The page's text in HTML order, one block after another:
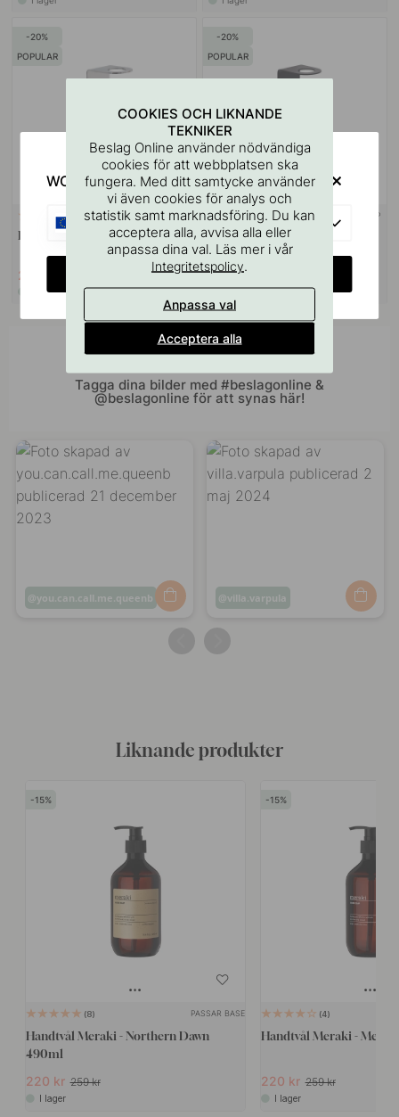
20
POPULAR
108 3M-TEJP
Base Tvålpumpshållare - Krom
214 kr
I lager
20
POPULAR
122 3M-TEJP
Base Tvålpumpshållare -
Mattsvart
214 kr
I lager
Inspireras av andra
Tagga dina bilder med #beslagonline &
@beslagonline för att synas här!
Inlägg
you.can.call.me.queenb
Inlägg
av
villa.varpula
Liknande produkter
15
8 PASSAR BASE
Handtvål Meraki - Northern Dawn
490ml
220 kr 259 kr
I lager
15
4
Handtvål Meraki -
220 kr 259 kr
I lager
COOKIES OCH LIKNANDE
TEKNIKER
Beslag Online använder nödvändiga
cookies för att webbplatsen ska
fungera. Med ditt samtycke använder
vi även cookies för analys och
statistik samt marknadsföring. Du kan
acceptera alla, avvisa alla eller
anpassa dina val. Läs mer i vår
Integritetspolicy.
Anpassa val
Acceptera alla
WOULD YOU RATHER VISIT?
EU
CHANGE COUNTRY